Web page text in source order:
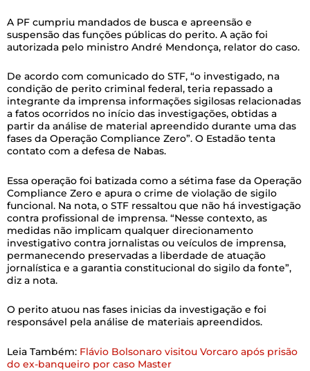
A PF cumpriu mandados de busca e apreensão e
suspensão das funções públicas do perito. A ação foi
autorizada pelo ministro André Mendonça, relator do caso.
De acordo com comunicado do STF, “o investigado, na
condição de perito criminal federal, teria repassado a
integrante da imprensa informações sigilosas relacionadas
a fatos ocorridos no início das investigações, obtidas a
partir da análise de material apreendido durante uma das
fases da Operação Compliance Zero”. O Estadão tenta
contato com a defesa de Nabas.
Essa operação foi batizada como a sétima fase da Operação
Compliance Zero e apura o crime de violação de sigilo
funcional. Na nota, o STF ressaltou que não há investigação
contra profissional de imprensa. “Nesse contexto, as
medidas não implicam qualquer direcionamento
investigativo contra jornalistas ou veículos de imprensa,
permanecendo preservadas a liberdade de atuação
jornalística e a garantia constitucional do sigilo da fonte”,
diz a nota.
O perito atuou nas fases inicias da investigação e foi
responsável pela análise de materiais apreendidos.
Leia Também: Flávio Bolsonaro visitou Vorcaro após prisão
do ex-banqueiro por caso Master